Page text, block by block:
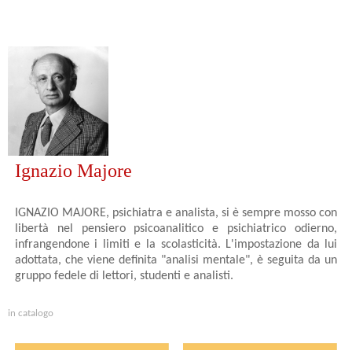
Ignazio Majore
IGNAZIO MAJORE, psichiatra e analista, si è sempre mosso con
libertà nel pensiero psicoanalitico e psichiatrico odierno,
infrangendone i limiti e la scolasticità. L'impostazione da lui
adottata, che viene definita "analisi mentale", è seguita da un
gruppo fedele di lettori, studenti e analisti.
in catalogo